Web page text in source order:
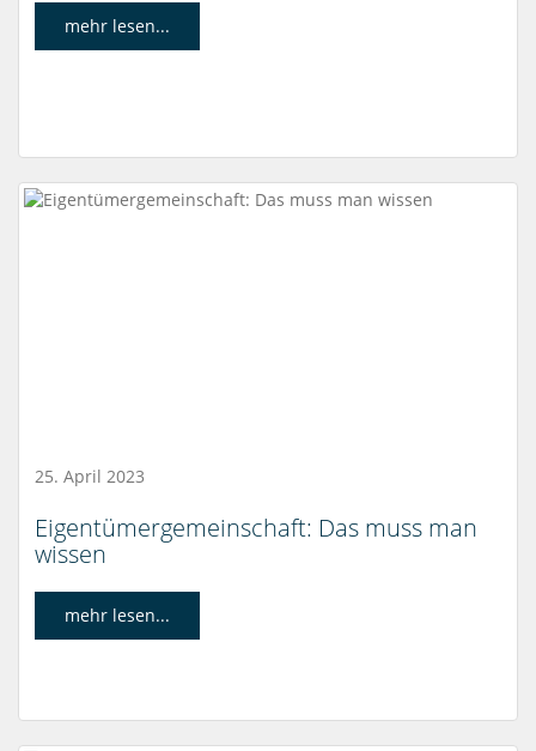
mehr lesen...
25. April 2023
Eigentümergemeinschaft: Das muss man
wissen
mehr lesen...